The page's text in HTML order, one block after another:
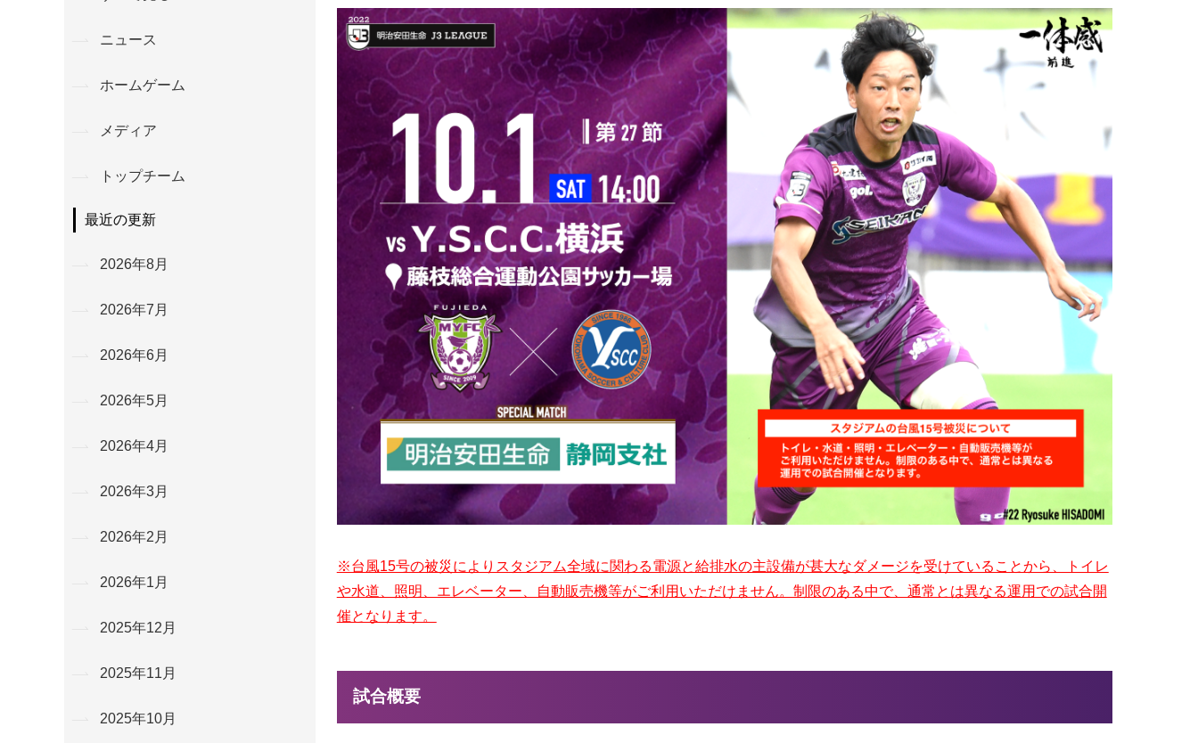
※台風15号の被災によりスタジアム全域に関わる電源と給排水の主設備が甚大なダメージを受けていることから、トイレ
や水道、照明、エレベーター、自動販売機等がご利用いただけません。制限のある中で、通常とは異なる運用での試合開
催となります。
試合概要
ニュース
ホームゲーム
メディア
トップチーム
最近の更新
2026年8月
2026年7月
2026年6月
2026年5月
2026年4月
2026年3月
2026年2月
2026年1月
2025年12月
2025年11月
2025年10月